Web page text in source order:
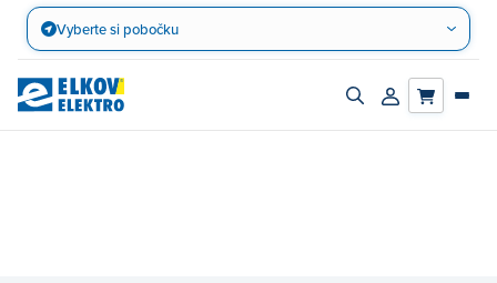
Přejít
obsah
Vyberte si pobočku
Zapnout/vypnout
Přihlásit/